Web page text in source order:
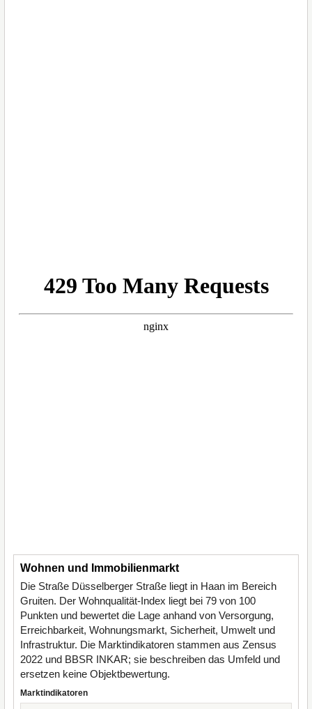
Wohnen und Immobilienmarkt
Die Straße Düsselberger Straße liegt in Haan im Bereich
Gruiten. Der Wohnqualität-Index liegt bei 79 von 100
Punkten und bewertet die Lage anhand von Versorgung,
Erreichbarkeit, Wohnungsmarkt, Sicherheit, Umwelt und
Infrastruktur. Die Marktindikatoren stammen aus Zensus
2022 und BBSR INKAR; sie beschreiben das Umfeld und
ersetzen keine Objektbewertung.
Marktindikatoren